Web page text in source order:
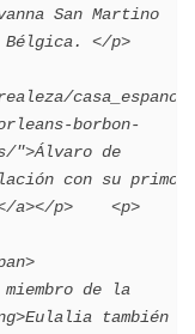
San Martino
</p>
casa_espanol
borbon-
">Álvaro de
con su primo
a></p>    <p>
de la
también